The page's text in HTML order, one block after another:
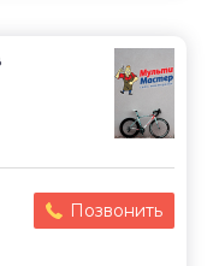
Позвонить